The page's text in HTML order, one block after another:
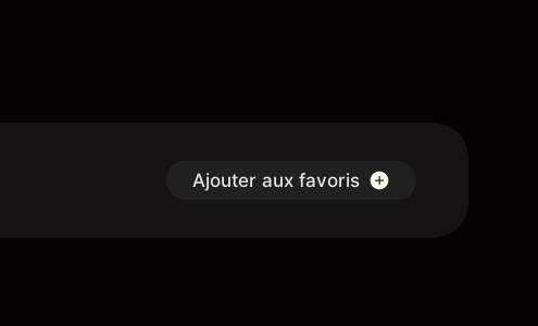
Ajouter aux favoris